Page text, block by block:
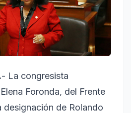
- La congresista
Foronda, del Frente
de Rolando